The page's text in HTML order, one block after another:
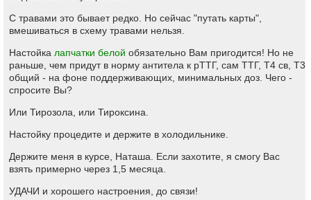
С травами это бывает редко. Но сейчас "путать карты",
вмешиваться в схему травами нельзя.
Настойка лапчатки белой обязательно Вам пригодится! Но не
раньше, чем придут в норму антитела к рТТГ, сам ТТГ, Т4 св, Т3
общий - на фоне поддерживающих, минимальных доз. Чего -
спросите Вы?
Или Тирозола, или Тироксина.
Настойку процедите и держите в холодильнике.
Держите меня в курсе, Наташа. Если захотите, я смогу Вас
взять примерно через 1,5 месяца.
УДАЧИ и хорошего настроения, до связи!